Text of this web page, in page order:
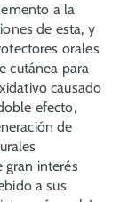
a la
de esta, y
orales
cutánea para
causado
efecto,
de
gran interés
a sus